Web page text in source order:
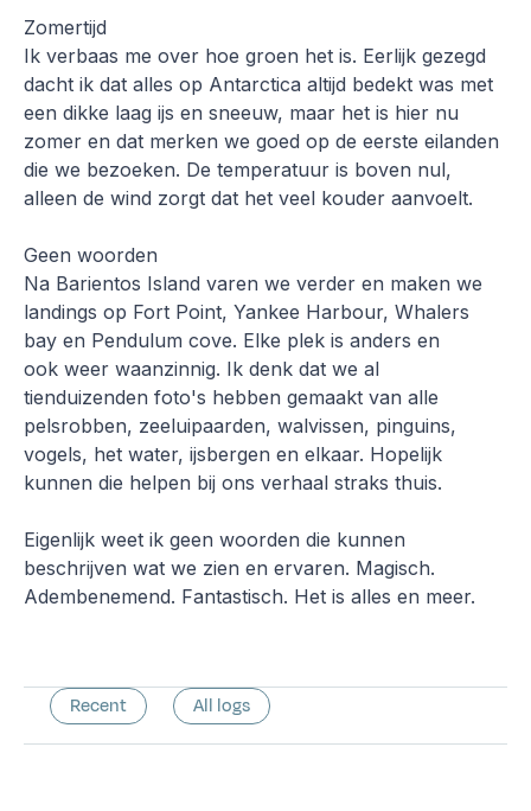
Zomertijd
Ik verbaas me over hoe groen het is. Eerlijk gezegd
dacht ik dat alles op Antarctica altijd bedekt was met
een dikke laag ijs en sneeuw, maar het is hier nu
zomer en dat merken we goed op de eerste eilanden
die we bezoeken. De temperatuur is boven nul,
alleen de wind zorgt dat het veel kouder aanvoelt.
Geen woorden
Na Barientos Island varen we verder en maken we
landings op Fort Point, Yankee Harbour, Whalers
bay en Pendulum cove. Elke plek is anders en
ook weer waanzinnig. Ik denk dat we al
tienduizenden foto's hebben gemaakt van alle
pelsrobben, zeeluipaarden, walvissen, pinguins,
vogels, het water, ijsbergen en elkaar. Hopelijk
kunnen die helpen bij ons verhaal straks thuis.
Eigenlijk weet ik geen woorden die kunnen
beschrijven wat we zien en ervaren. Magisch.
Adembenemend. Fantastisch. Het is alles en meer.
Recent All logs